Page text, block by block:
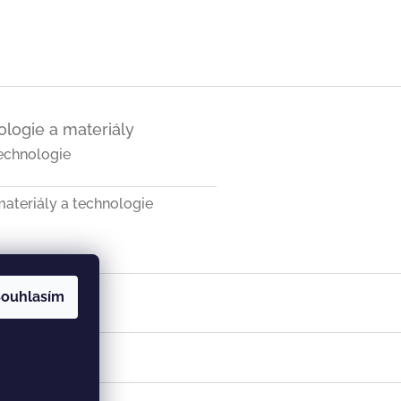
a materiály
a technologie
SK Vist v ČR